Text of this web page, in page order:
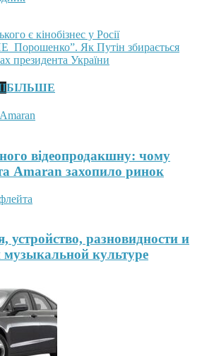
є кінобізнес у Росії
Як Путін збирається
президента України
БІЛЬШЕ
відеопродакшну: чому
Amaran захопило ринок
устройство, разновидности и
культуре